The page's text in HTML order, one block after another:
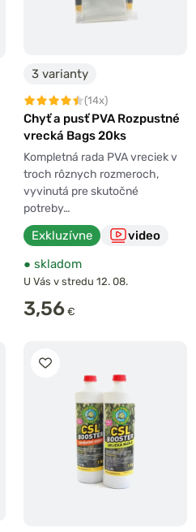
3 varianty
(14x)
Chyť a pusť PVA Rozpustné
vrecká Bags 20ks
Kompletná rada PVA vreciek v
troch rôznych rozmeroch,
vyvinutá pre skutočné
potreby…
Exkluzívne
video
● skladom
U Vás v stredu 12. 08.
3,56 €